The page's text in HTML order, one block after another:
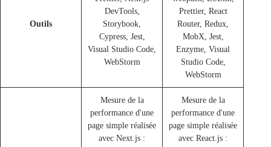
Outils
DevTools,
Storybook,
Cypress, Jest,
Visual Studio Code,
WebStorm
Prettier, React
Router, Redux,
MobX, Jest,
Enzyme, Visual
Studio Code,
WebStorm
Mesure de la
performance d'une
page simple réalisée
avec Next.js :
Mesure de la
performance d'une
page simple réalisée
avec React.js :